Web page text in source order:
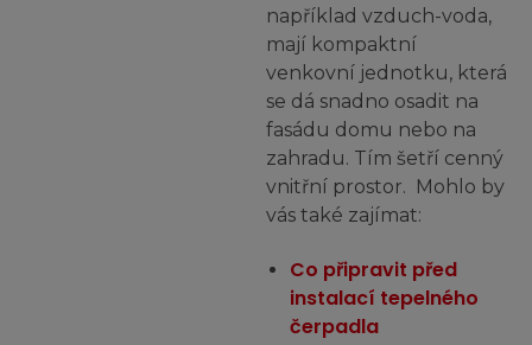
například vzduch-voda,
mají kompaktní
venkovní jednotku, která
se dá snadno osadit na
fasádu domu nebo na
zahradu. Tím šetří cenný
vnitřní prostor. Mohlo by
vás také zajímat:
Co připravit před
instalací tepelného
čerpadla